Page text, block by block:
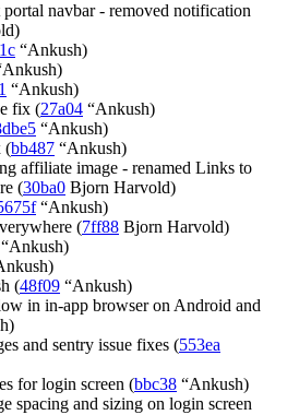
navbar - removed notification
“Ankush)
“Ankush)
fix (27a04 “Ankush)
“Ankush)
(bb487 “Ankush)
affiliate image - renamed Links to
(30ba0 Bjorn Harvold)
“Ankush)
(7ff88 Bjorn Harvold)
“Ankush)
(48f09 “Ankush)
in in-app browser on Android and
and sentry issue fixes (553ea
for login screen (bbc38 “Ankush)
spacing and sizing on login screen